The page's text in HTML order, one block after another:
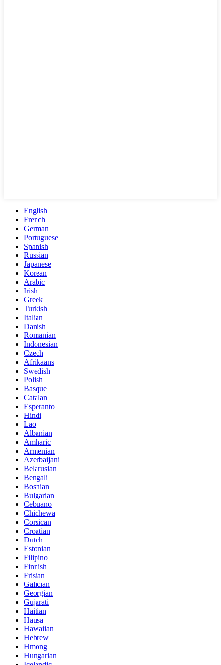
English
French
German
Portuguese
Spanish
Russian
Japanese
Korean
Arabic
Irish
Greek
Turkish
Italian
Danish
Romanian
Indonesian
Czech
Afrikaans
Swedish
Polish
Basque
Catalan
Esperanto
Hindi
Lao
Albanian
Amharic
Armenian
Azerbaijani
Belarusian
Bengali
Bosnian
Bulgarian
Cebuano
Chichewa
Corsican
Croatian
Dutch
Estonian
Filipino
Finnish
Frisian
Galician
Georgian
Gujarati
Haitian
Hausa
Hawaiian
Hebrew
Hmong
Hungarian